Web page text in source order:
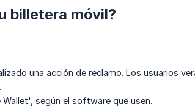
billetera móvil?
una acción de reclamo. Los usuarios
según el software que usen.